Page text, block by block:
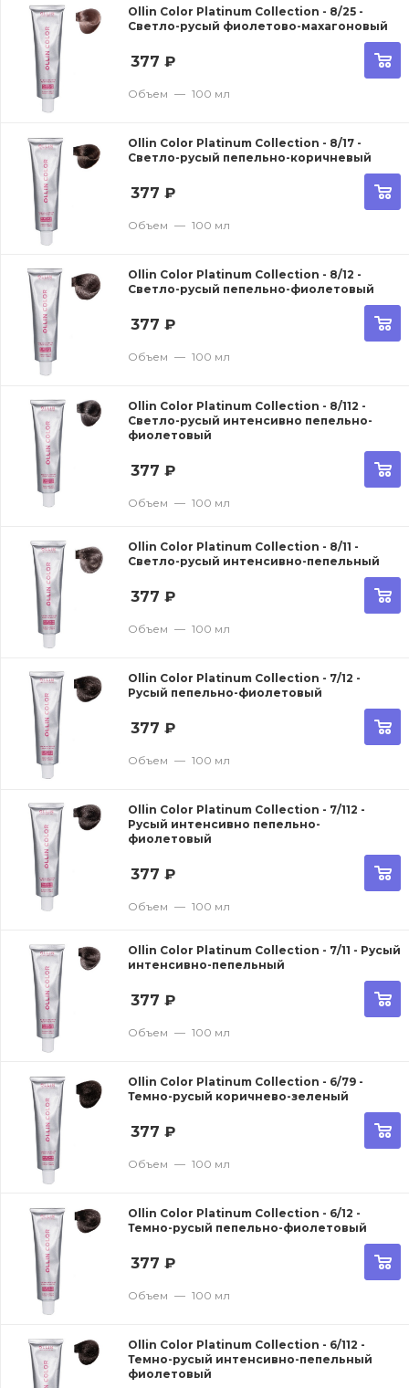
Ollin Color Platinum Collection - 8/25 -
Светло-русый фиолетово-махагоновый
377 ₽
Объем — 100 мл
Ollin Color Platinum Collection - 8/17 -
Светло-русый пепельно-коричневый
377 ₽
Объем — 100 мл
Ollin Color Platinum Collection - 8/12 -
Светло-русый пепельно-фиолетовый
377 ₽
Объем — 100 мл
Ollin Color Platinum Collection - 8/112 -
Светло-русый интенсивно пепельно-
фиолетовый
377 ₽
Объем — 100 мл
Ollin Color Platinum Collection - 8/11 -
Светло-русый интенсивно-пепельный
377 ₽
Объем — 100 мл
Ollin Color Platinum Collection - 7/12 -
Русый пепельно-фиолетовый
377 ₽
Объем — 100 мл
Ollin Color Platinum Collection - 7/112 -
Русый интенсивно пепельно-
фиолетовый
377 ₽
Объем — 100 мл
Ollin Color Platinum Collection - 7/11 - Русый
интенсивно-пепельный
377 ₽
Объем — 100 мл
Ollin Color Platinum Collection - 6/79 -
Темно-русый коричнево-зеленый
377 ₽
Объем — 100 мл
Ollin Color Platinum Collection - 6/12 -
Темно-русый пепельно-фиолетовый
377 ₽
Объем — 100 мл
Ollin Color Platinum Collection - 6/112 -
Темно-русый интенсивно-пепельный
фиолетовый